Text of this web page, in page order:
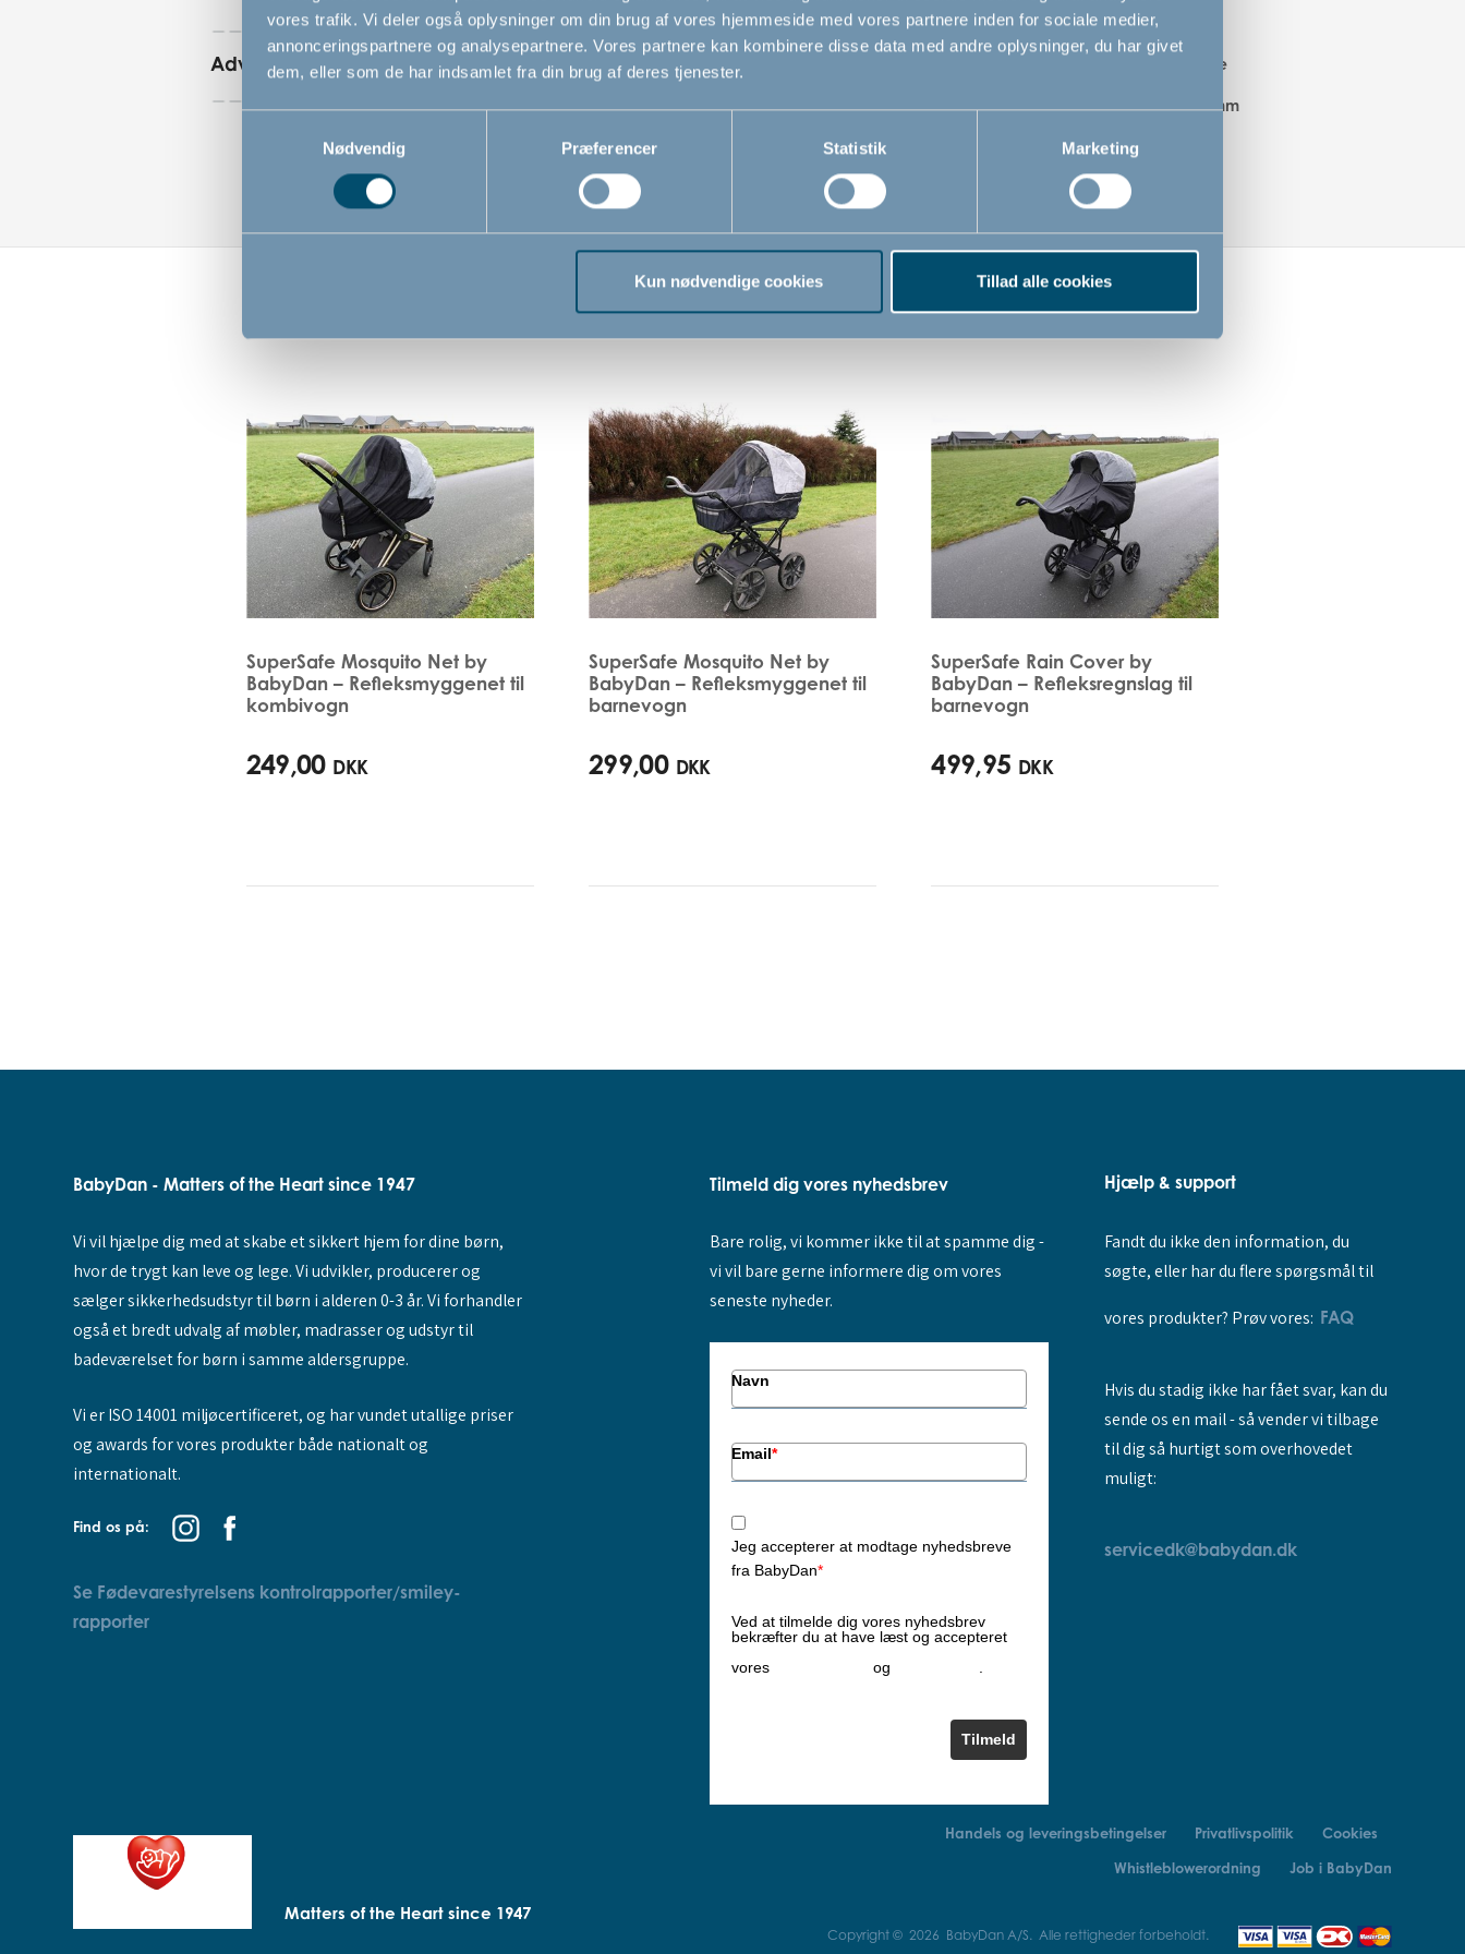
vores trafik. Vi deler også oplysninger om din brug af vores hjemmeside med vores partnere inden for sociale medier,
annonceringspartnere og analysepartnere. Vores partnere kan kombinere disse data med andre oplysninger, du har givet
dem, eller som de har indsamlet fra din brug af deres tjenester.
Nødvendig
Præferencer Statistik Marketing
Kun nødvendige cookies Tillad alle cookies
Advarsler
forstykket.
Passer til alle normalstørrelses kombivogne
Vandtæt - vandsøjletryk på hele 10.000 mm
Relaterede produkter
SuperSafe Mosquito Net by
BabyDan – Refleksmyggenet til
kombivogn
249,00 DKK
SuperSafe Mosquito Net by
BabyDan – Refleksmyggenet til
barnevogn
299,00 DKK
SuperSafe Rain Cover by
BabyDan – Refleksregnslag til
barnevogn
499,95 DKK
BabyDan - Matters of the Heart since 1947
Vi vil hjælpe dig med at skabe et sikkert hjem for dine børn,
hvor de trygt kan leve og lege. Vi udvikler, producerer og
sælger sikkerhedsudstyr til børn i alderen 0-3 år. Vi forhandler
også et bredt udvalg af møbler, madrasser og udstyr til
badeværelset for børn i samme aldersgruppe.
Vi er ISO 14001 miljøcertificeret, og har vundet utallige priser
og awards for vores produkter både nationalt og
internationalt.
Find os på:
Se Fødevarestyrelsens kontrolrapporter/smiley-
rapporter
Tilmeld dig vores nyhedsbrev
Bare rolig, vi kommer ikke til at spamme dig -
vi vil bare gerne informere dig om vores
seneste nyheder.
Navn
Email*
Jeg accepterer at modtage nyhedsbreve
fra BabyDan*
Ved at tilmelde dig vores nyhedsbrev
bekræfter du at have læst og accepteret
vores
og
Tilmeld
Hjælp & support
Fandt du ikke den information, du
søgte, eller har du flere spørgsmål til
vores produkter? Prøv vores: FAQ
Hvis du stadig ikke har fået svar, kan du
sende os en mail - så vender vi tilbage
til dig så hurtigt som overhovedet
muligt:
servicedk@babydan.dk
Matters of the Heart since 1947
Handels og leveringsbetingelser Privatlivspolitik
Cookies
Whistleblowerordning
Job i BabyDan
Copyright © 2026 BabyDan A/S. Alle rettigheder forbeholdt.